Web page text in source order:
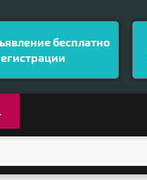
бесплатно